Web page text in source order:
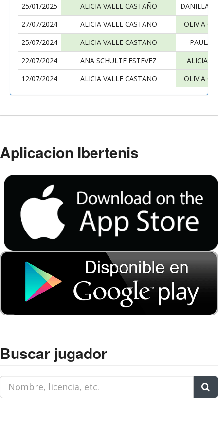
25/01/2025
ALICIA VALLE CASTAÑO
DANIELA
27/07/2024
ALICIA VALLE CASTAÑO
OLIVIA
25/07/2024
ALICIA VALLE CASTAÑO
PAULA
22/07/2024
ANA SCHULTE ESTEVEZ
ALICIA
12/07/2024
ALICIA VALLE CASTAÑO OLIVIA
Aplicacion Ibertenis
Buscar jugador